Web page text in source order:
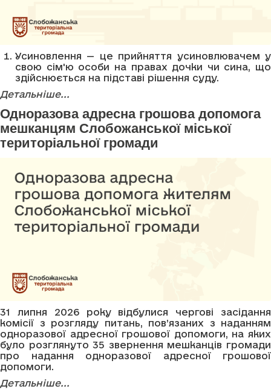
Усиновлення — це прийняття усиновлювачем у
свою сім'ю особи на правах дочки чи сина, що
здійснюється на підставі рішення суду.
Детальніше...
Одноразова адресна грошова допомога
мешканцям Слобожанської міської
територіальної громади
31 липня 2026 року відбулися чергові засідання
комісії з розгляду питань, пов’язаних з наданням
одноразової адресної грошової допомоги, на яких
було розглянуто 35 звернення мешканців громади
про надання одноразової адресної грошової
допомоги.
Детальніше...